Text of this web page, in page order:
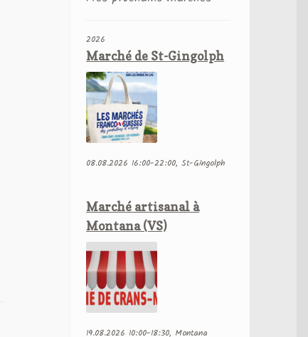
2026
Marché de St-Gingolph
08.08.2026 16:00-22:00, St-Gingolph
Marché artisanal à
Montana (VS)
19.08.2026 10:00-18:30, Montana